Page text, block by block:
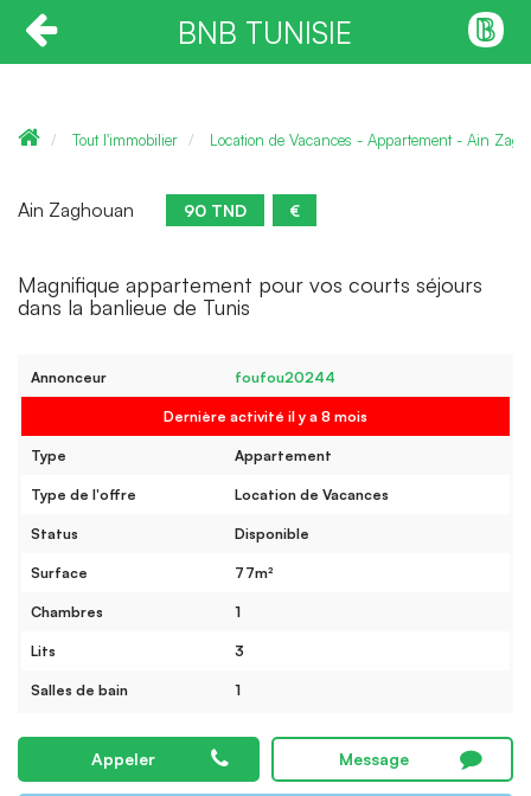
BNB TUNISIE
Tout l'immobilier Location de Vacances - Appartement - Ain
Ain Zaghouan 90 TND €
Magnifique appartement pour vos courts séjours
dans la banlieue de Tunis
Annonceur foufou20244
Dernière activité il y a 8 mois
Type Appartement
Type de l'offre Location de Vacances
Status Disponible
Surface 77m²
Chambres 1
Lits 3
Salles de bain 1
Appeler Message